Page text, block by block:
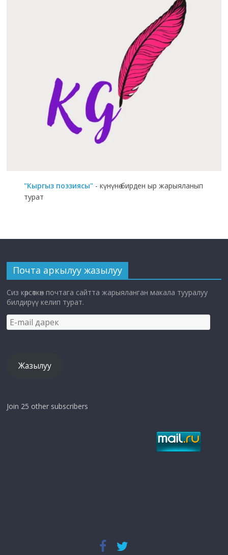
"Кыргыз поэзиясы" - күнүнө бирден ыр жарыяланып
турат
Почта аркылуу жазылуу
Сиз көрсөткөн почтага сайтта жарыяланган макала тууралуу
билдирүү келип турат.
E-
mail
Жазылуу
Join 25 other subscribers